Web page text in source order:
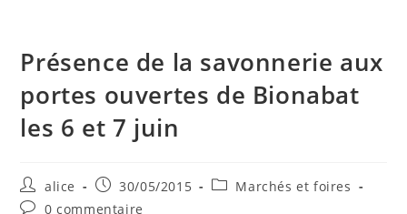
Présence de la savonnerie aux
portes ouvertes de Bionabat
les 6 et 7 juin
Auteur/autrice
de
alice
Publication
publiée :
30/05/2015
PostMarchés et foires
Commentaires
0 commentaire